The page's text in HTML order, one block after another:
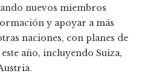
nuevos miembros
y apoyar a más
naciones, con planes de
año, incluyendo Suiza,